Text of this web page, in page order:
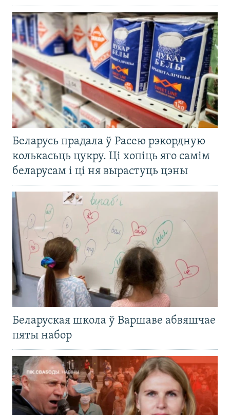
Беларусь прадала ў Расею рэкордную
колькасьць цукру. Ці хопіць яго самім
беларусам і ці ня вырастуць цэны
Беларуская школа ў Варшаве абвяшчае
пяты набор